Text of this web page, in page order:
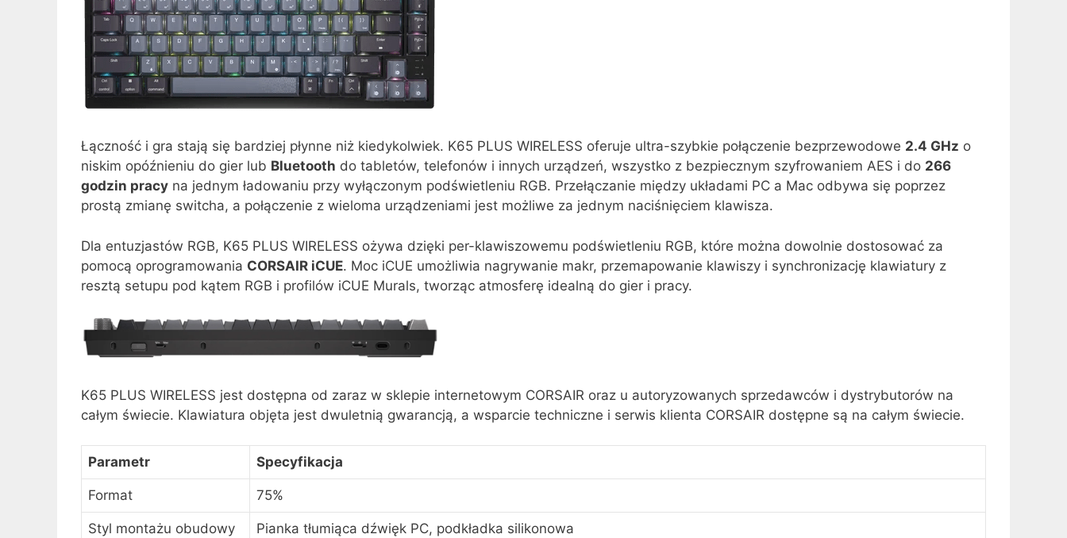
Łączność i gra stają się bardziej płynne niż kiedykolwiek. K65 PLUS WIRELESS oferuje ultra-szybkie połączenie bezprzewodowe 2.4 GHz o
niskim opóźnieniu do gier lub Bluetooth do tabletów, telefonów i innych urządzeń, wszystko z bezpiecznym szyfrowaniem AES i do 266
godzin pracy na jednym ładowaniu przy wyłączonym podświetleniu RGB. Przełączanie między układami PC a Mac odbywa się poprzez
prostą zmianę switcha, a połączenie z wieloma urządzeniami jest możliwe za jednym naciśnięciem klawisza.
Dla entuzjastów RGB, K65 PLUS WIRELESS ożywa dzięki per-klawiszowemu podświetleniu RGB, które można dowolnie dostosować za
pomocą oprogramowania CORSAIR iCUE. Moc iCUE umożliwia nagrywanie makr, przemapowanie klawiszy i synchronizację klawiatury z
resztą setupu pod kątem RGB i profilów iCUE Murals, tworząc atmosferę idealną do gier i pracy.
K65 PLUS WIRELESS jest dostępna od zaraz w sklepie internetowym CORSAIR oraz u autoryzowanych sprzedawców i dystrybutorów na
całym świecie. Klawiatura objęta jest dwuletnią gwarancją, a wsparcie techniczne i serwis klienta CORSAIR dostępne są na całym świecie.
Parametr Specyfikacja
Format 75%
Styl montażu obudowy Pianka tłumiąca dźwięk PC, podkładka silikonowa